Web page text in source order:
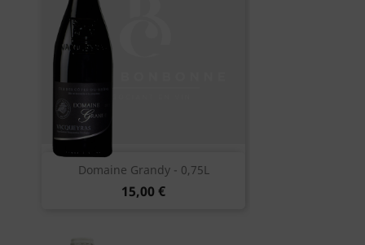
Domaine Grandy - 0,75L
15,00 €